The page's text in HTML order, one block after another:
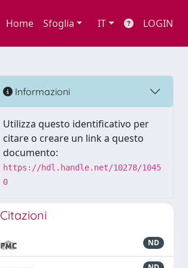
Home Sfoglia IT LOGIN
Informazioni
Utilizza questo identificativo per
citare o creare un link a questo
documento:
https://hdl.handle.net/10278/1045
0
Citazioni
ND